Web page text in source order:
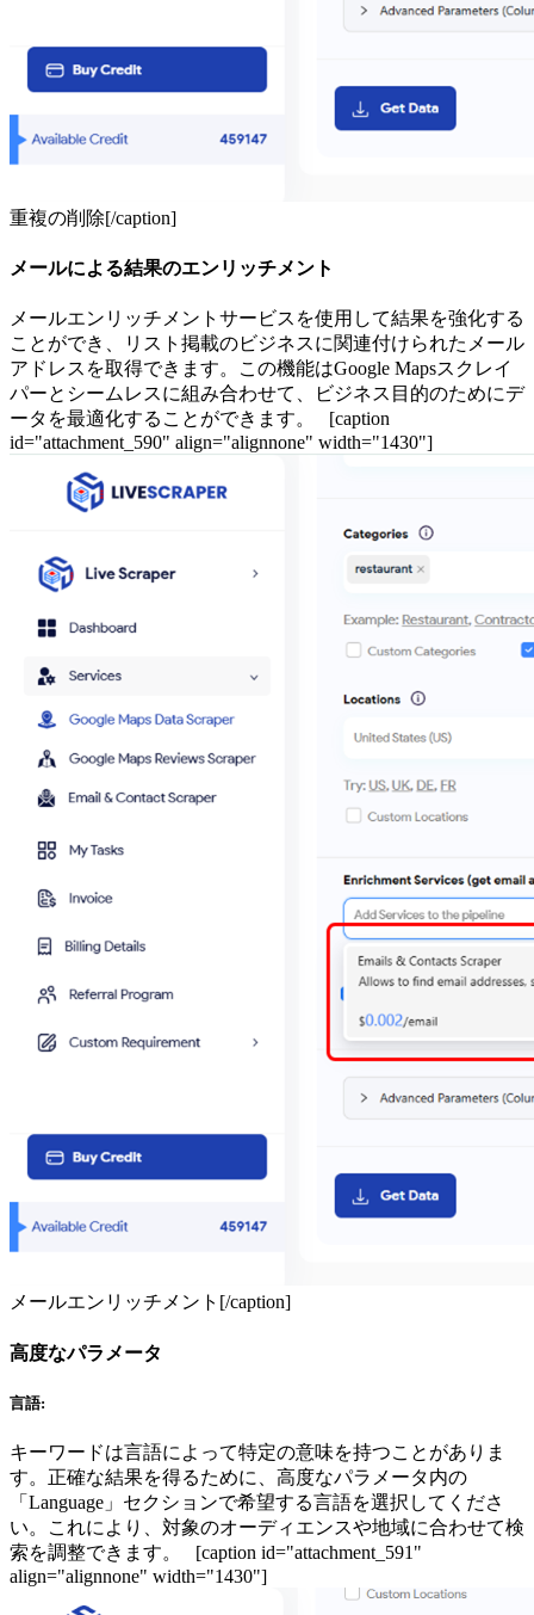
重複の削除[/caption]
メールによる結果のエンリッチメント
メールエンリッチメントサービスを使用して結果を強化する
ことができ、リスト掲載のビジネスに関連付けられたメール
アドレスを取得できます。この機能はGoogle Mapsスクレイ
パーとシームレスに組み合わせて、ビジネス目的のためにデ
ータを最適化することができます。 [caption
id="attachment_590" align="alignnone" width="1430"]
メールエンリッチメント[/caption]
高度なパラメータ
言語:
キーワードは言語によって特定の意味を持つことがありま
す。正確な結果を得るために、高度なパラメータ内の
「Language」セクションで希望する言語を選択してくださ
い。これにより、対象のオーディエンスや地域に合わせて検
索を調整できます。 [caption id="attachment_591"
align="alignnone" width="1430"]